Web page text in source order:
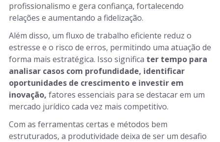
profissionalismo e gera confiança, fortalecendo
relações e aumentando a fidelização.
Além disso, um fluxo de trabalho eficiente reduz o
estresse e o risco de erros, permitindo uma atuação de
forma mais estratégica. Isso significa ter tempo para
analisar casos com profundidade, identificar
oportunidades de crescimento e investir em
inovação, fatores essenciais para se destacar em um
mercado jurídico cada vez mais competitivo.
Com as ferramentas certas e métodos bem
estruturados, a produtividade deixa de ser um desafio